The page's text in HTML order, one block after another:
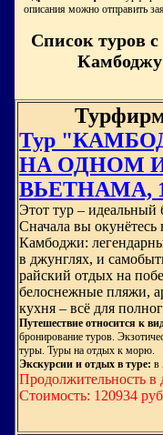
описания можно отправить
Список туров
Камбоджу
Тур
НА ОДНОМ
ВЬЕТНАМА,
Этот тур – идеальный
Сначала вы
Камбоджи:
в джунглях, и
райский отдых на
белоснежные пляжи,
кухня – всё для
Путешествие относится к
бронирование туров.
туры. Туры на отдых к морю.
Экскурсии и отдых в туре: в
Продолжительность в
Стоимость: 120934